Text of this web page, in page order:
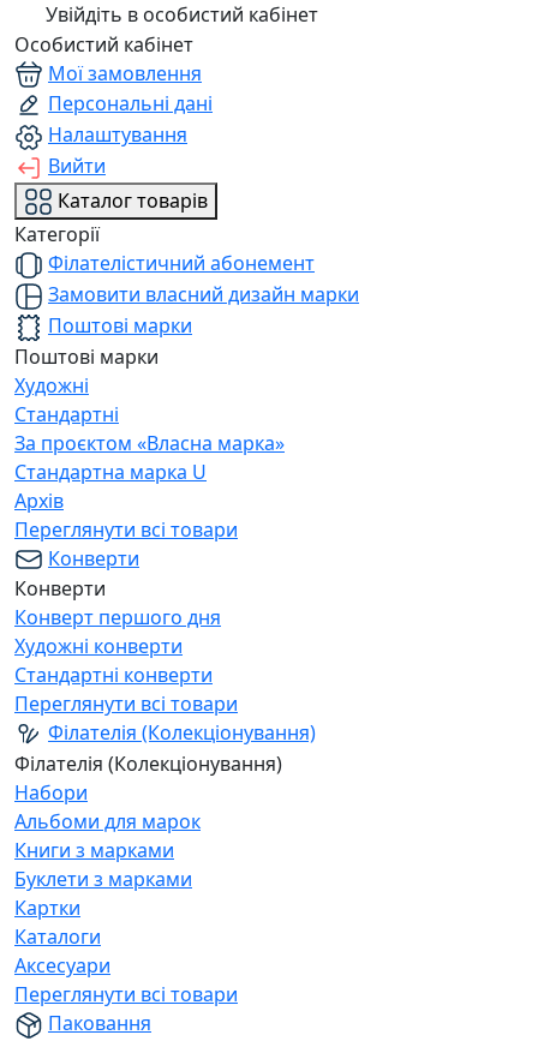
Увійдіть в особистий кабінет
Особистий кабінет
Мої замовлення
Персональні дані
Налаштування
Вийти
Каталог товарів
Категорії
Філателістичний абонемент
Замовити власний дизайн марки
Поштові марки
Поштові марки
Художні
Стандартні
За проєктом «Власна марка»
Стандартна марка U
Архів
Переглянути всі товари
Конверти
Конверти
Конверт першого дня
Художні конверти
Стандартні конверти
Переглянути всі товари
Філателія (Колекціонування)
Філателія (Колекціонування)
Набори
Альбоми для марок
Книги з марками
Буклети з марками
Картки
Каталоги
Аксесуари
Переглянути всі товари
Паковання